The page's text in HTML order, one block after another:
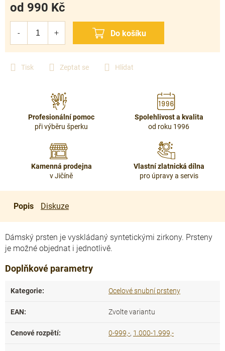
Tisk Zeptat se Hlídat
od 990 Kč
Profesionální pomoc
při výběru šperku
Spolehlivost a kvalita
od roku 1996
Kamenná prodejna
v Jičíně
Vlastní zlatnická dílna
pro úpravy a servis
Popis Diskuze
Dámský prsten je vyskládaný syntetickými zirkony. Prsteny
je možné objednat i jednotlivě.
Doplňkové parametry
Kategorie: Ocelové snubní prsteny
EAN: Zvolte variantu
Cenové rozpětí: 0-999,-, 1.000-1.999,-